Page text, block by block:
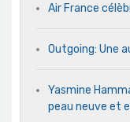
Air France
Outgoing: Une
Yasmine
peau neuve et